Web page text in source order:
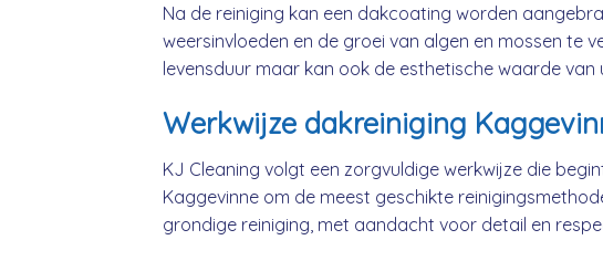
Na de reiniging kan een dakcoating worden
weersinvloeden en de groei van algen en mossen te
levensduur maar kan ook de esthetische waarde van
Werkwijze dakreiniging
KJ Cleaning volgt een zorgvuldige werkwijze die
Kaggevinne om de meest geschikte
grondige reiniging, met aandacht voor detail en